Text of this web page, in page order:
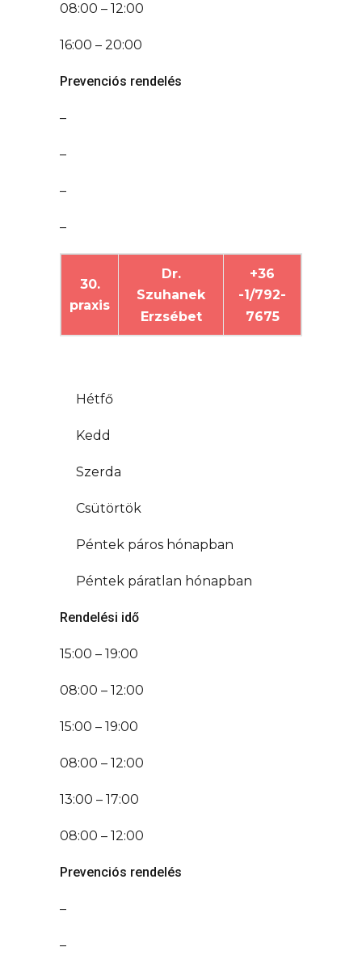
08:00 – 12:00
16:00 – 20:00
Prevenciós rendelés
–
–
–
–
30.
praxis
Dr.
Szuhanek
Erzsébet
+36
-1/792-
7675
Hétfő
Kedd
Szerda
Csütörtök
Péntek páros hónapban
Péntek páratlan hónapban
Rendelési idő
15:00 – 19:00
08:00 – 12:00
15:00 – 19:00
08:00 – 12:00
13:00 – 17:00
08:00 – 12:00
Prevenciós rendelés
–
–